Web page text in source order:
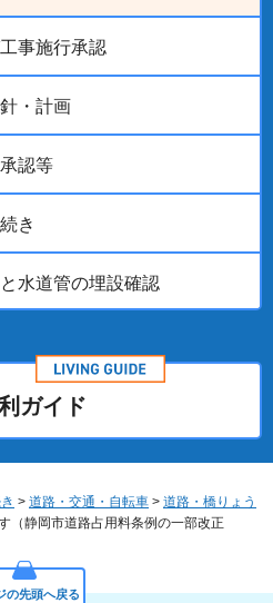
事施行承認
・計画
認等
き
水道管の埋設確認
ガイド
> 道路・交通・自転車 > 道路・橋りょう
（静岡市道路占用料条例の一部改正
の先頭へ戻る